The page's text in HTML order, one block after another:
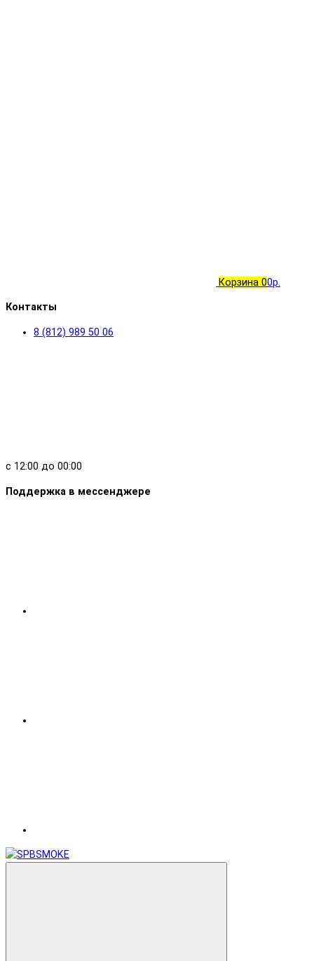
Корзина 00р.
Контакты
8 (812) 989 50 06
с 12:00 до 00:00
Поддержка в мессенджере